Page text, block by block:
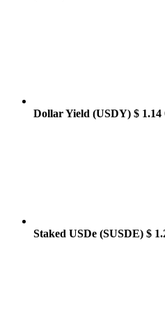
Dollar Yield (USDY) $ 1.14
Staked USDe (SUSDE) $